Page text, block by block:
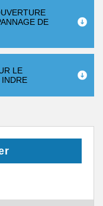
DE
LE